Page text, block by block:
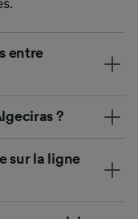
entre
?
sur la ligne